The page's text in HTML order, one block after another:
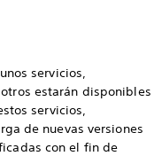
servicios,
estarán disponibles
servicios,
de nuevas versiones
con el fin de